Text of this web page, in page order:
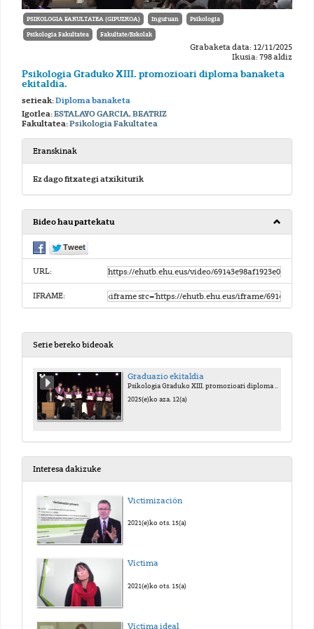
PSIKOLOGIA FAKULTATEA (GIPUZKOA) Inguruan Psikologia
Psikologia Fakultatea Fakultate/Eskolak
Grabaketa data: 12/11/2025
Ikusia: 798 aldiz
Psikologia Graduko XIII. promozioari diploma banaketa
ekitaldia.
serieak:Diploma banaketa
Igorlea:ESTALAYO GARCIA, BEATRIZ
Fakultatea:Psikologia Fakultatea
Eranskinak
Ez dago fitxategi atxikiturik
Bideo hau partekatu
URL:
IFRAME:
Serie bereko bideoak
Graduazio ekitaldia
Psikologia Graduko XIII. promozioari diploma banaketa ekitaldia.
2025(e)ko aza. 12(a)
Interesa dakizuke
Victimización
2021(e)ko ots. 15(a)
Víctima
2021(e)ko ots. 15(a)
Víctima ideal